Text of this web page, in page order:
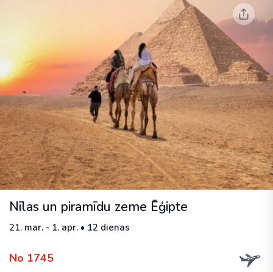
Nīlas un piramīdu zeme Ēģipte
21. mar. - 1. apr. • 12 dienas
No 1745